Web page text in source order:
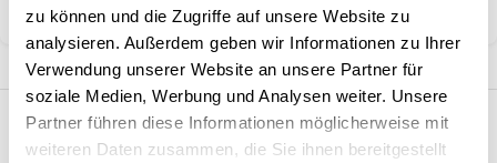
zu können und die Zugriffe auf unsere Website zu
analysieren. Außerdem geben wir Informationen zu Ihrer
Verwendung unserer Website an unsere Partner für
soziale Medien, Werbung und Analysen weiter. Unsere
Partner führen diese Informationen möglicherweise mit
weiteren Daten zusammen, die Sie ihnen bereitgestellt
Teilen: